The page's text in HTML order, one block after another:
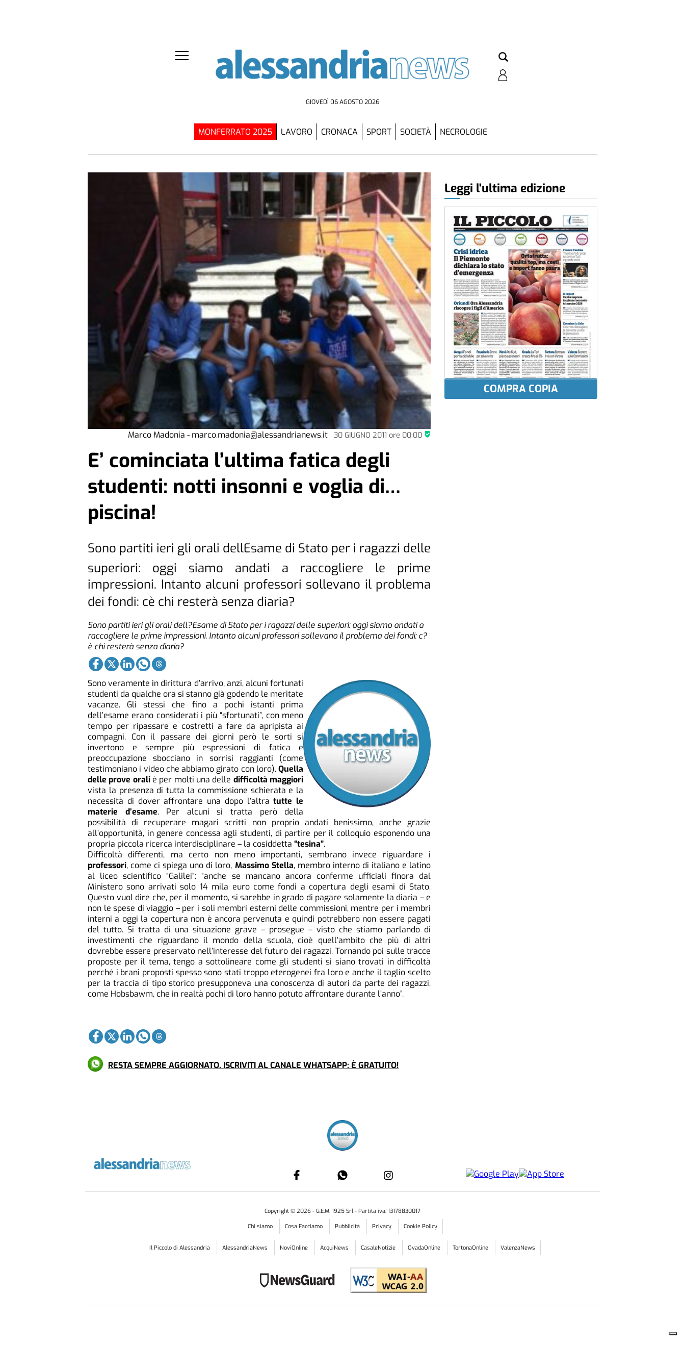
GIOVEDÌ 06 AGOSTO 2026
MONFERRATO 2025 LAVORO CRONACA SPORT SOCIETÀ NECROLOGIE
Marco Madonia - marco.madonia@alessandrianews.it 30 GIUGNO 2011ore 00:00
E’ cominciata l’ultima fatica degli
studenti: notti insonni e voglia di…
piscina!
Sono partiti ieri gli orali dellEsame di Stato per i ragazzi delle
superiori: oggi siamo andati a raccogliere le prime
impressioni. Intanto alcuni professori sollevano il problema
dei fondi: cè chi resterà senza diaria?
Sono partiti ieri gli orali dell?Esame di Stato per i ragazzi delle superiori: oggi siamo andati a
raccogliere le prime impressioni. Intanto alcuni professori sollevano il problema dei fondi: c?
è chi resterà senza diaria?
Sono veramente in dirittura d’arrivo, anzi, alcuni fortunati
studenti da qualche ora si stanno già godendo le meritate
vacanze. Gli stessi che fino a pochi istanti prima
dell’esame erano considerati i più “sfortunati”, con meno
tempo per ripassare e costretti a fare da apripista ai
compagni. Con il passare dei giorni però le sorti si
invertono e sempre più espressioni di fatica e
preoccupazione sbocciano in sorrisi raggianti (come
testimoniano i video che abbiamo girato con loro).Quella
delle prove oraliè per molti una delle difficoltà maggiori
vista la presenza di tutta la commissione schierata e la
necessità di dover affrontare una dopo l’altratutte le
materie d’esame. Per alcuni si tratta però della
possibilità di recuperare magari scritti non proprio andati benissimo, anche grazie
all’opportunità, in genere concessa agli studenti, di partire per il colloquio esponendo una
propria piccola ricerca interdisciplinare – la cosiddetta “tesina”.
Difficoltà differenti, ma certo non meno importanti, sembrano invece riguardare i
professori, come ci spiega uno di loro, Massimo Stella, membro interno di italiano e latino
al liceo scientifico “Galilei”: “anche se mancano ancora conferme ufficiali finora dal
Ministero sono arrivati solo 14 mila euro come fondi a copertura degli esami di Stato.
Questo vuol dire che, per il momento, si sarebbe in grado di pagare solamente la diaria – e
non le spese di viaggio – per i soli membri esterni delle commissioni, mentre per i membri
interni a oggi la copertura non è ancora pervenuta e quindi potrebbero non essere pagati
del tutto. Si tratta di una situazione grave – prosegue – visto che stiamo parlando di
investimenti che riguardano il mondo della scuola, cioè quell’ambito che più di altri
dovrebbe essere preservato nell’interesse del futuro dei ragazzi. Tornando poi sulle tracce
proposte per il tema, tengo a sottolineare come gli studenti si siano trovati in difficoltà
perché i brani proposti spesso sono stati troppo eterogenei fra loro e anche il taglio scelto
per la traccia di tipo storico presupponeva una conoscenza di autori da parte dei ragazzi,
come Hobsbawm, che in realtà pochi di loro hanno potuto affrontare durante l’anno”.
RESTA SEMPRE AGGIORNATO. ISCRIVITI AL CANALE WHATSAPP: È GRATUITO!
Leggi l'ultima edizione
COMPRA COPIA
Copyright © 2026 - G.E.M. 1925 Srl - Partita iva: 13178830017
Chi siamo
Cosa Facciamo Pubblicità Privacy Cookie Policy
Il Piccolo di Alessandria AlessandriaNews NoviOnline AcquiNews CasaleNotizie OvadaOnline TortonaOnline ValenzaNews